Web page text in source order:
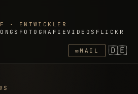
· ENTWICKLER
FOTOGRAFIEVIDEOS FLICKR
✉MAIL 🇩🇪